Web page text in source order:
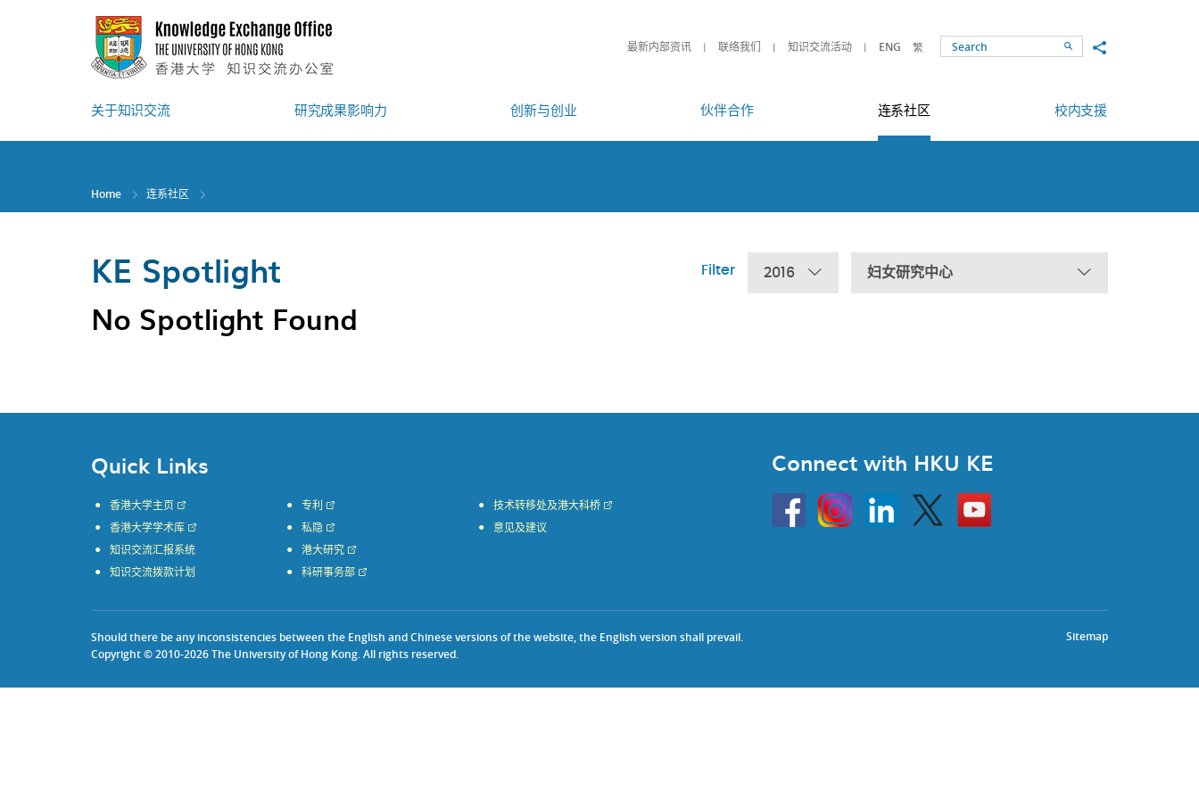
最新内部资讯 联络我们 知识交流活动 ENG 繁 SearchShare to
关于知识交流 研究成果影响力 创新与创业 伙伴合作 连系社区 校内支援
Home 连系社区
KE Spotlight Filter 2016 妇女研究中心
No Spotlight Found
Quick Links
香港大学主页
香港大学学术库
知识交流汇报系统
知识交流拨款计划
专利
私隐
港大研究
科研事务部
技术转移处及港大科桥
意见及建议
Connect with HKU KE
HKU
InstagramLinkedin Twitter
Go
to
HKU
Sitemap
Should there be any inconsistencies between the English and Chinese versions of the website, the English version shall prevail.
Copyright © 2010-2026 The University of Hong Kong. All rights reserved.